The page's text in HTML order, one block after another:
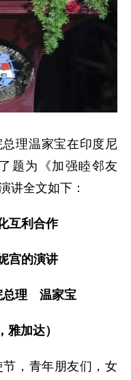
理温家宝在印度尼
题为《加强睦邻友
讲全文如下：
互利合作
宫的演讲
总理 温家宝
雅加达）
，青年朋友们，女